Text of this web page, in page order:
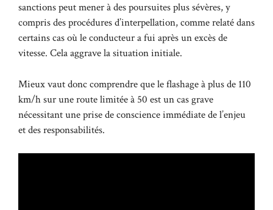
sanctions peut mener à des poursuites plus sévères, y
compris des procédures d’interpellation, comme relaté dans
certains casoù le conducteur a fui après un excès de
vitesse. Cela aggrave la situation initiale.
Mieux vaut donc comprendre que le flashage à plus de 110
km/h sur une route limitée à 50 est un cas grave
nécessitant une prise de conscience immédiate de l’enjeu
et des responsabilités.